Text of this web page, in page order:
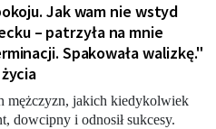
Jak wam nie wstyd
– patrzyła na mnie
Spakowała walizkę."
mężczyzn, jakich kiedykolwiek
dowcipny i odnosił sukcesy.